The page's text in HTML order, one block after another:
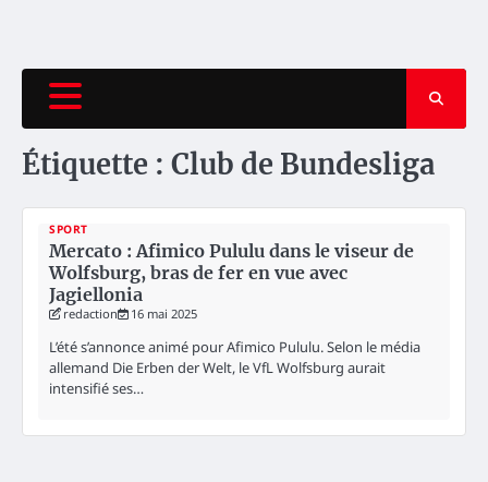
Étiquette : Club de Bundesliga
SPORT
Mercato : Afimico Pululu dans le viseur de
Wolfsburg, bras de fer en vue avec
Jagiellonia
redaction 16 mai 2025
L’été s’annonce animé pour Afimico Pululu. Selon le média
allemand Die Erben der Welt, le VfL Wolfsburg aurait
intensifié ses…